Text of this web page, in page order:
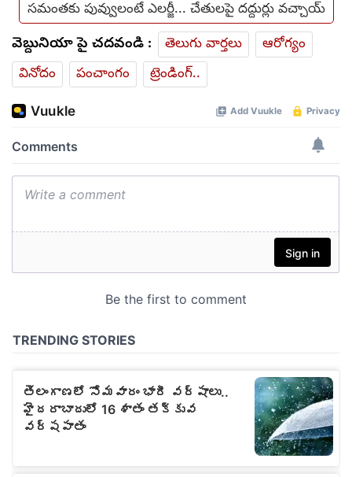
సమంతకు పువ్వులంటే ఎలర్జీ... చేతులపై దద్దుర్లు వచ్చాయ్
వెబ్దునియా పై చదవండి : తెలుగు వార్తలు
ఆరోగ్యం
వినోదం
పంచాంగం ట్రెండింగ్..